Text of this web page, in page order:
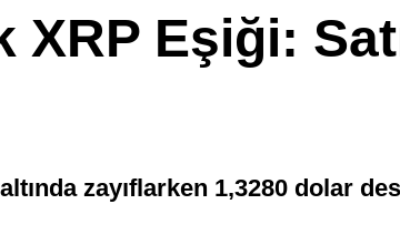
Eşiği:
zayıflarken 1,3280 dolar